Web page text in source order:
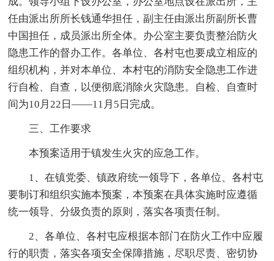
任由派出所所长钱通华担任，副主任由派出所副所长曹
中国担任，成员派出所全体。办公室主要负责整治防火
隐患工作的督办工作。各单位、各村屯也要成立相应的
组织机构，并对本单位、本村屯的消防安全隐患工作进
行自检、自查，以便彻底消除火灾隐患。自检、自查时
间为10月22日——11月5日完成。
三、工作要求
本预案适用于镇发生火灾的应急工作。
1、在镇党委、镇政府统一领导下，各单位、各村屯
要制订和组织实施本预案，本预案在具体实施时应遵循
统一领导、分级负责的原则，落实各项责任制。
2、各单位、各村屯应根据本部门在防火工作中应履
行的职责，落实各项安全保障措施，尽职尽责、密切协